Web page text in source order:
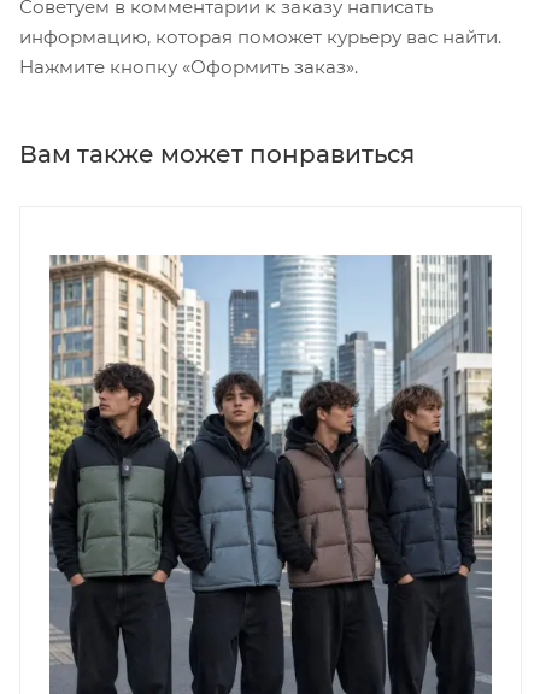
Советуем в комментарии к заказу написать
информацию, которая поможет курьеру вас найти.
Нажмите кнопку «Оформить заказ».
Вам также может понравиться